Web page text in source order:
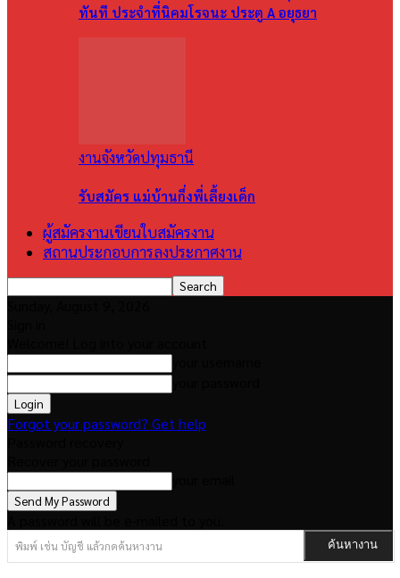
ทันที ประจำที่นิคมโรจนะ ประตู A อยุธยา
งานจังหวัดปทุมธานี
รับสมัคร แม่บ้านกึ่งพี่เลี้ยงเด็ก
ผู้สมัครงานเขียนใบสมัครงาน
สถานประกอบการลงประกาศงาน
Forgot your password? Get help
พิมพ์ เช่น บัญชี แล้วกดค้นหางาน ค้นหางาน